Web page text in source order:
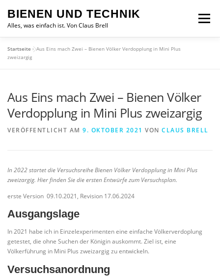
Inhalt
springen
BIENEN UND TECHNIK
Alles, was einfach ist. Von Claus Brell
Menü
Startseite »Aus Eins mach Zwei – Bienen Völker Verdopplung in Mini Plus
zweizargig
Aus Eins mach Zwei – Bienen Völker
Verdopplung in Mini Plus zweizargig
VERÖFFENTLICHT AM 9. OKTOBER 2021 VON CLAUS BRELL
In 2022 startet die Versuchsreihe Bienen Völker Verdopplung in Mini Plus
zweizargig. Hier finden Sie die ersten Entwürfe zum Versuchsplan.
erste Version 09.10.2021, Revision 17.06.2024
Ausgangslage
In 2021 habe ich in Einzelexperimenten eine einfache Völkerverdoplung
getestet, die ohne Suchen der Königin auskommt. Ziel ist, eine
Völkerführung in Mini Plus zweizargig zu entwickeln.
Versuchsanordnung